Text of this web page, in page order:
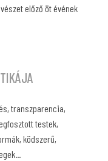
előző öt évének
transzparencia,
testek,
ködszerű,